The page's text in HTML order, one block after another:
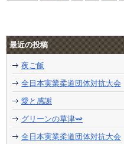
最近の投稿
夜ご飯
全日本実業柔道団体対抗大会
愛と感謝
グリーンの草津🫛
全日本実業柔道団体対抗大会